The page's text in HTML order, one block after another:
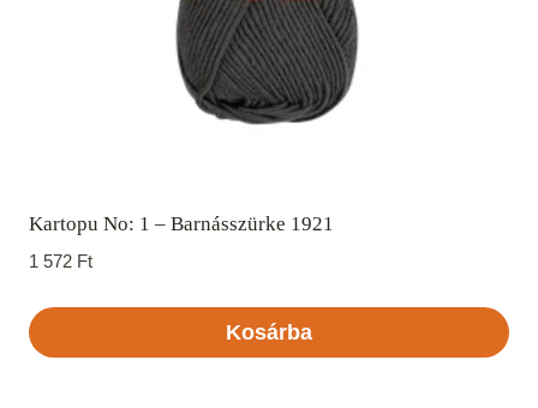
Kartopu No: 1 – Barnásszürke 1921
1 572 Ft
Kosárba